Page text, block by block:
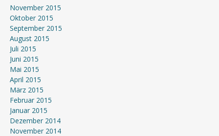
November 2015
Oktober 2015
September 2015
August 2015
Juli 2015
Juni 2015
Mai 2015
April 2015
März 2015
Februar 2015
Januar 2015
Dezember 2014
November 2014